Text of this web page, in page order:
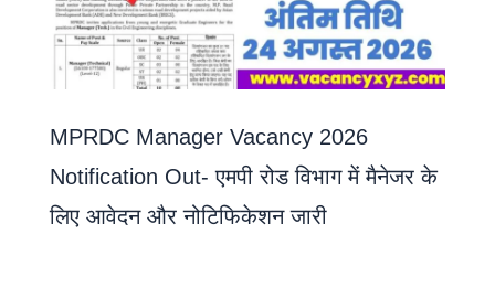
MPRDC Manager Vacancy 2026
Notification Out- एमपी रोड विभाग में मैनेजर के
लिए आवेदन और नोटिफिकेशन जारी